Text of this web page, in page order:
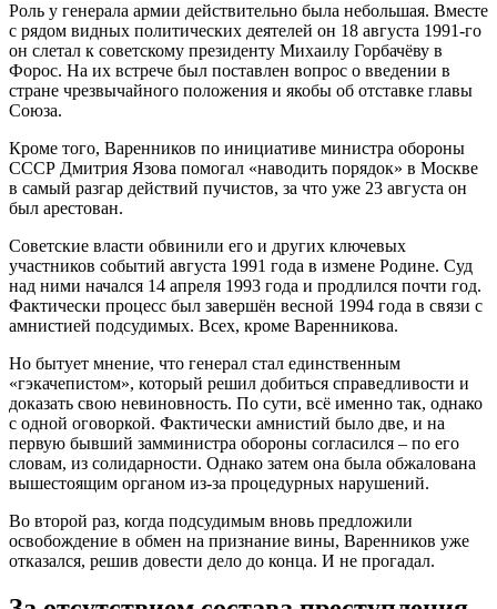
Роль у генерала армии действительно была небольшая. Вместе
с рядом видных политических деятелей он 18 августа 1991-го
он слетал к советскому президенту Михаилу Горбачёву в
Форос. На их встрече был поставлен вопрос о введении в
стране чрезвычайного положения и якобы об отставке главы
Союза.
Кроме того, Варенников по инициативе министра обороны
СССР Дмитрия Язова помогал «наводить порядок» в Москве
в самый разгар действий пучистов, за что уже 23 августа он
был арестован.
Советские власти обвинили его и других ключевых
участников событий августа 1991 года в измене Родине. Суд
над ними начался 14 апреля 1993 года и продлился почти год.
Фактически процесс был завершён весной 1994 года в связи с
амнистией подсудимых. Всех, кроме Варенникова.
Но бытует мнение, что генерал стал единственным
«гэкачепистом», который решил добиться справедливости и
доказать свою невиновность. По сути, всё именно так, однако
с одной оговоркой. Фактически амнистий было две, и на
первую бывший замминистра обороны согласился – по его
словам, из солидарности. Однако затем она была обжалована
вышестоящим органом из-за процедурных нарушений.
Во второй раз, когда подсудимым вновь предложили
освобождение в обмен на признание вины, Варенников уже
отказался, решив довести дело до конца. И не прогадал.